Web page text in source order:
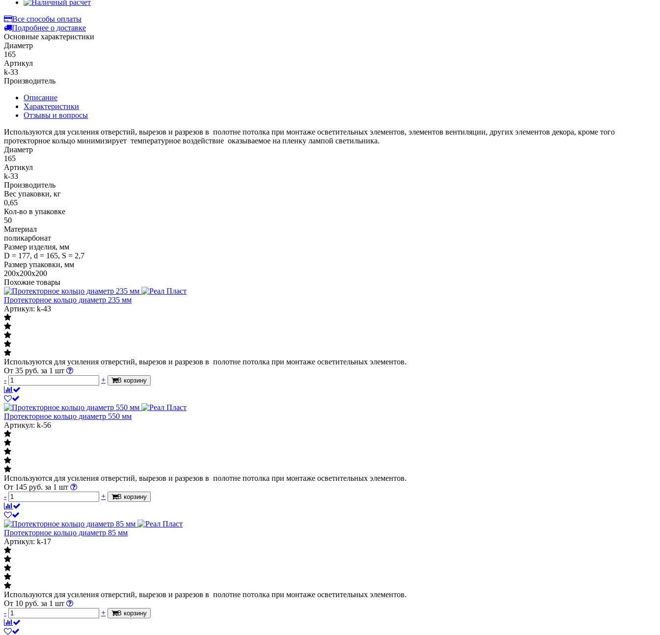
Все способы оплаты
Подробнее о доставке
Основные характеристики
Диаметр
165
Артикул
k-33
Производитель
Описание
Характеристики
Отзывы и вопросы
Используются для усиления отверстий, вырезов и разрезов в полотне потолка при монтаже осветительных элементов, элементов вентиляции, других элементов декора, кроме того
протекторное кольцо минимизирует температурное воздействие оказываемое на пленку лампой светильника.
Диаметр
165
Артикул
k-33
Производитель
Вес упаковки, кг
0,65
Кол-во в упаковке
50
Материал
поликарбонат
Размер изделия, мм
D = 177, d = 165, S = 2,7
Размер упаковки, мм
200x200x200
Похожие товары
Протекторное кольцо диаметр 235 мм
Артикул: k-43
Используются для усиления отверстий, вырезов и разрезов в полотне потолка при монтаже осветительных элементов.
От 35 руб. за 1 шт
-
+ В корзину
Протекторное кольцо диаметр 550 мм
Артикул: k-56
Используются для усиления отверстий, вырезов и разрезов в полотне потолка при монтаже осветительных элементов.
От 145 руб. за 1 шт
-
+ В корзину
Протекторное кольцо диаметр 85 мм
Артикул: k-17
Используются для усиления отверстий, вырезов и разрезов в полотне потолка при монтаже осветительных элементов.
От 10 руб. за 1 шт
-
+ В корзину